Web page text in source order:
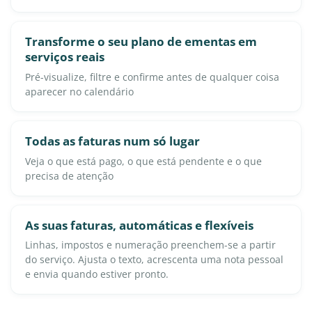
Transforme o seu plano de ementas em
serviços reais
Pré-visualize, filtre e confirme antes de qualquer coisa
aparecer no calendário
Todas as faturas num só lugar
Veja o que está pago, o que está pendente e o que
precisa de atenção
As suas faturas, automáticas e flexíveis
Linhas, impostos e numeração preenchem-se a partir
do serviço. Ajusta o texto, acrescenta uma nota pessoal
e envia quando estiver pronto.